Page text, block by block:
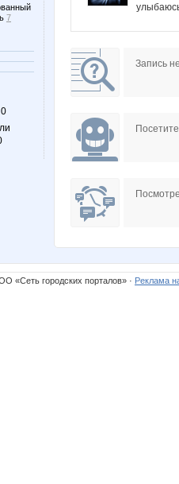
7
Запись
«Сеть городских порталов» · Реклама